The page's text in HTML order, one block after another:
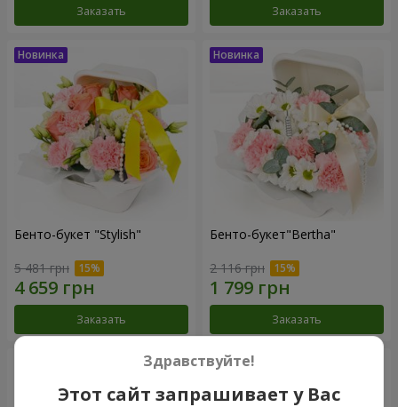
Заказать Заказать
Бенто-букет "Stylish"
5 481 грн
Заказать
Бенто-букет"Bertha"
2 116 грн
Заказать
Здравствуйте!
Этот сайт запрашивает у Вас